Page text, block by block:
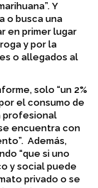
Y
o busca una
en primer lugar
y por la
o allegados al
solo “un 2%
el consumo de
profesional
encuentra con
Además,
“que si uno
y social puede
privado o se